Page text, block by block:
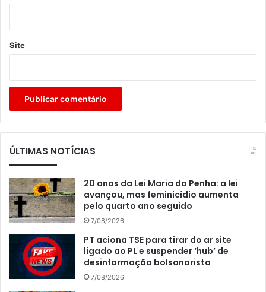
Site
ÚLTIMAS NOTÍCIAS
20 anos da Lei Maria da Penha: a lei
avançou, mas feminicídio aumenta
pelo quarto ano seguido
7/08/2026
PT aciona TSE para tirar do ar site
ligado ao PL e suspender ‘hub’ de
desinformação bolsonarista
7/08/2026